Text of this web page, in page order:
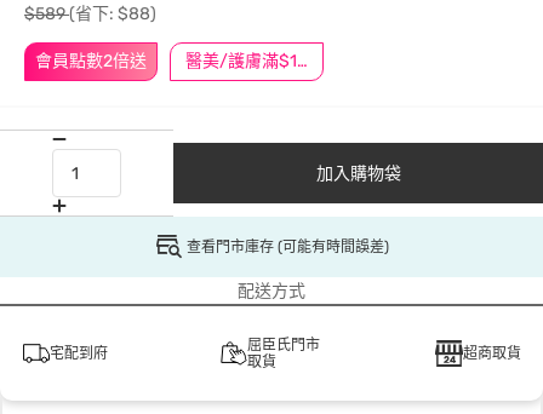
會員點數2倍送 醫美/護膚滿$1200送$200
$589(省下: $88)
加入購物袋
查看門市庫存 (可能有時間誤差)
配送方式
宅配到府
屈臣氏門市
取貨
超商取貨